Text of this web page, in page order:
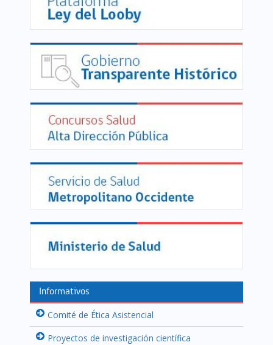
Informativos
Comité de Ética Asistencial
Proyectos de investigación científica